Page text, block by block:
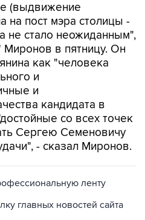
(выдвижение
на пост мэра столицы -
не стало неожиданным",
Миронов в пятницу. Он
как "человека
и
и
кандидата в
со всех точек
Сергею Семеновичу
- сказал Миронов.
ленту
главных новостей сайта